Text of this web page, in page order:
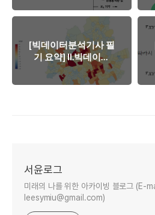
[빅데이터분석기사 필
기 요약] II.빅데이터
탐색 - 02. 데이터 탐
색 (2)
서윤로그
미래의 나를 위한 아카이빙 블로그 (E-
leesymiu@gmail.com)